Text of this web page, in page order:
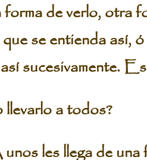
de verlo, otra
se entienda así,
sucesivamente.
a todos?
les llega de una